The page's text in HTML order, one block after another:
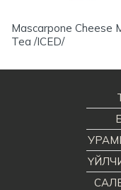
Mascarpone Cheese
Tea /ICED/